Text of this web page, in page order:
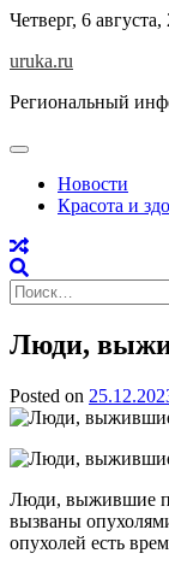
Skip
content
Четверг, 6 августа,
uruka.ru
Региональный
Новости
Красота и
Найти:
Люди,
Posted on
Люди, выжившие
вызваны
опухолей есть